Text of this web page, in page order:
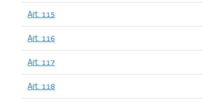
Art. 115
Art. 116
Art. 117
Art. 118